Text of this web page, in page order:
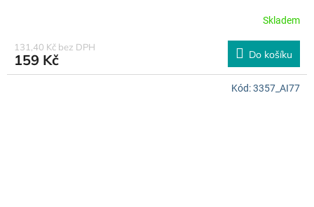
Skladem
131,40 Kč bez DPH
159 Kč Do košíku
Kód:3357_AI77